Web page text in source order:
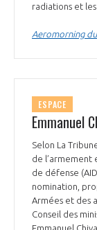
radiations et
Aeromorning
ESPACE
Emmanuel
Selon La
de l’armement
de défense
nomination,
Armées et des
Conseil des
Emmanuel